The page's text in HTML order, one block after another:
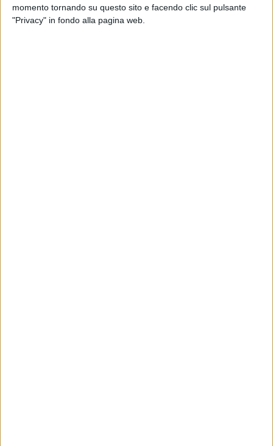
momento tornando su questo sito e facendo clic sul pulsante
"Privacy" in fondo alla pagina web.
TERLIZZI - 24 FEBBRAIO 2016
#GiùLeManiDalMioOspedale, si alza il tono